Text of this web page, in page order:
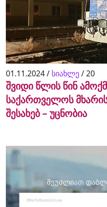
01.11.2024 / სიახლე/20
შვიდი წლის წინ
საქართველოს
შესახებ – უცნობია